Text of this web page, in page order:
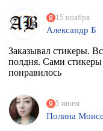
15 ноября
Александр Б
Заказывал стикеры.
полдня. Сами стикеры
понравилось
5 июня
Полина